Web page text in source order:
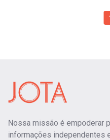
1
Nossa missão é empoderar
informações independentes